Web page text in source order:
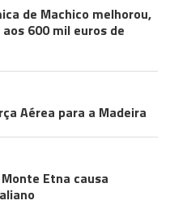
de Machico melhorou,
600 mil euros de
Aérea para a Madeira
Etna causa